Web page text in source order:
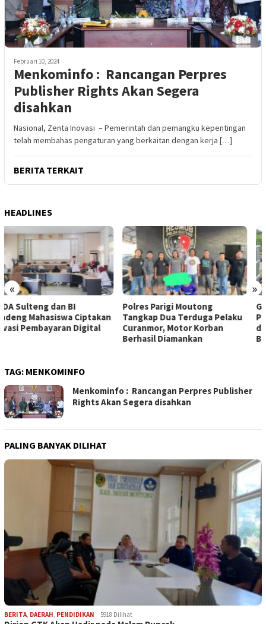
Februari 10, 2024
Menkominfo : Rancangan Perpres
Publisher Rights Akan Segera
disahkan
Nasional, Zenta Inovasi – Pemerintah dan pemangku kepentingan
telah membahas pengaturan yang berkaitan dengan kerja […]
BERITA TERKAIT
HEADLINES
« »
Polres Parigi Moutong
Tangkap Dua Terduga Pelaku
Curanmor, Motor Korban
Gotong Royong Cegah Banjir,
Polsek Parigi Bersama Pemda
dan Warga Bersihkan Drainase
Bantaya
TAG: MENKOMINFO
Menkominfo : Rancangan Perpres Publisher
Rights Akan Segera disahkan
PALING BANYAK DILIHAT
BERITA DAERAH PENDIDIKAN 5918 Dilihat